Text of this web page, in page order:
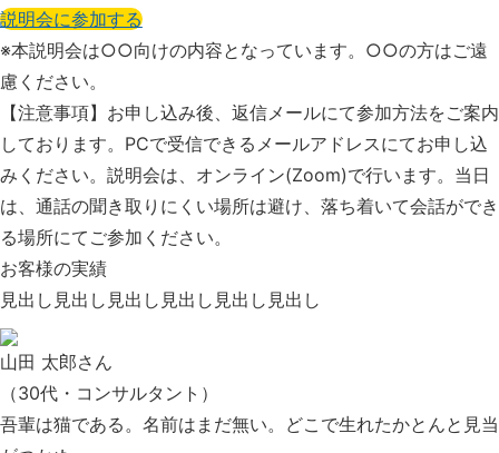
説明会に参加する
※本説明会は○○向けの内容となっています。 ○○の方はご遠
慮ください。
【注意事項】お申し込み後、返信メールにて参加方法をご案内
しております。PCで受信できるメールアドレスにてお申し込
みください。説明会は、オンライン(Zoom)で行います。当日
は、通話の聞き取りにくい場所は避け、落ち着いて会話ができ
る場所にてご参加ください。
お客様の実績
見出し見出し見出し見出し見出し見出し
山田 太郎さん
（30代・コンサルタント）
吾輩は猫である。名前はまだ無い。どこで生れたかとんと見当